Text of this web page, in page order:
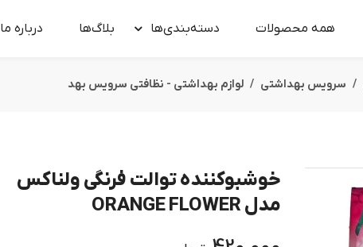
همه محصولات دسته‌بندی‌ها بلاگ‌ها درباره‌ ما
سرویس بهداشتی لوازم بهداشتی - نظافتی سرویس بهد
خوشبوکننده توالت فرنگی ولناکس
مدل ORANGE FLOWER